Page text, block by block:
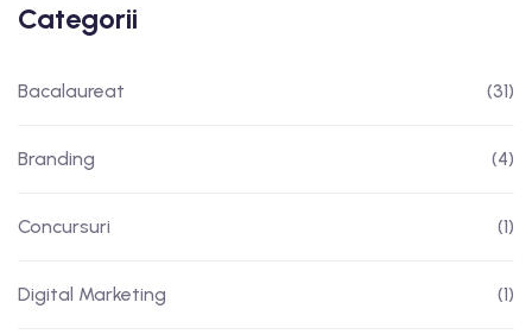
Categorii
Bacalaureat (31)
Branding (4)
Concursuri (1)
Digital Marketing (1)